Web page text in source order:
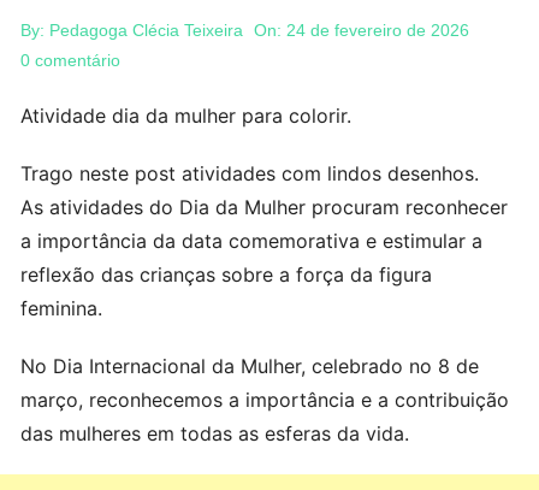
By: Pedagoga Clécia Teixeira On: 24 de fevereiro de 2026
0 comentário
Atividade dia da mulher para colorir.
Trago neste post atividades com lindos desenhos.
As atividades do Dia da Mulher procuram reconhecer
a importância da data comemorativa e estimular a
reflexão das crianças sobre a força da figura
feminina.
No Dia Internacional da Mulher, celebrado no 8 de
março, reconhecemos a importância e a contribuição
das mulheres em todas as esferas da vida.